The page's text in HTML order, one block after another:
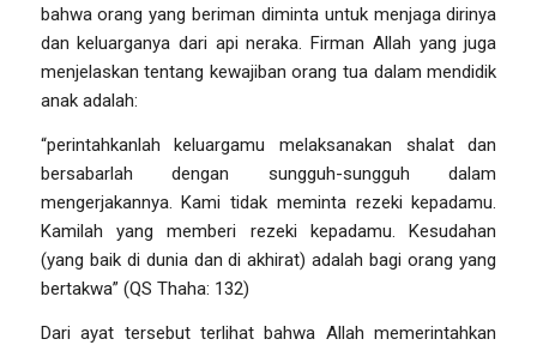
bahwa orang yang beriman diminta untuk menjaga dirinya
dan keluarganya dari api neraka. Firman Allah yang juga
menjelaskan tentang kewajiban orang tua dalam mendidik
anak adalah:
“perintahkanlah keluargamu melaksanakan shalat dan
bersabarlah dengan sungguh-sungguh dalam
mengerjakannya. Kami tidak meminta rezeki kepadamu.
Kamilah yang memberi rezeki kepadamu. Kesudahan
(yang baik di dunia dan di akhirat) adalah bagi orang yang
bertakwa” (QS Thaha: 132)
Dari ayat tersebut terlihat bahwa Allah memerintahkan